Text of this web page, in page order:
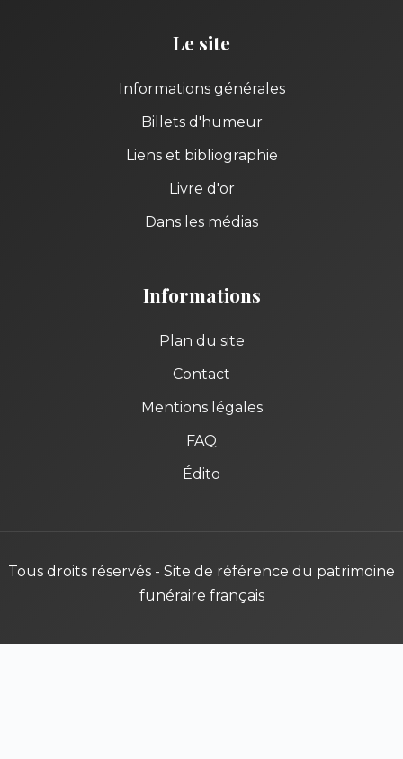
Le site
Informations générales
Billets d'humeur
Liens et bibliographie
Livre d'or
Dans les médias
Informations
Plan du site
Contact
Mentions légales
FAQ
Édito
Tous droits réservés - Site de référence du patrimoine
funéraire français